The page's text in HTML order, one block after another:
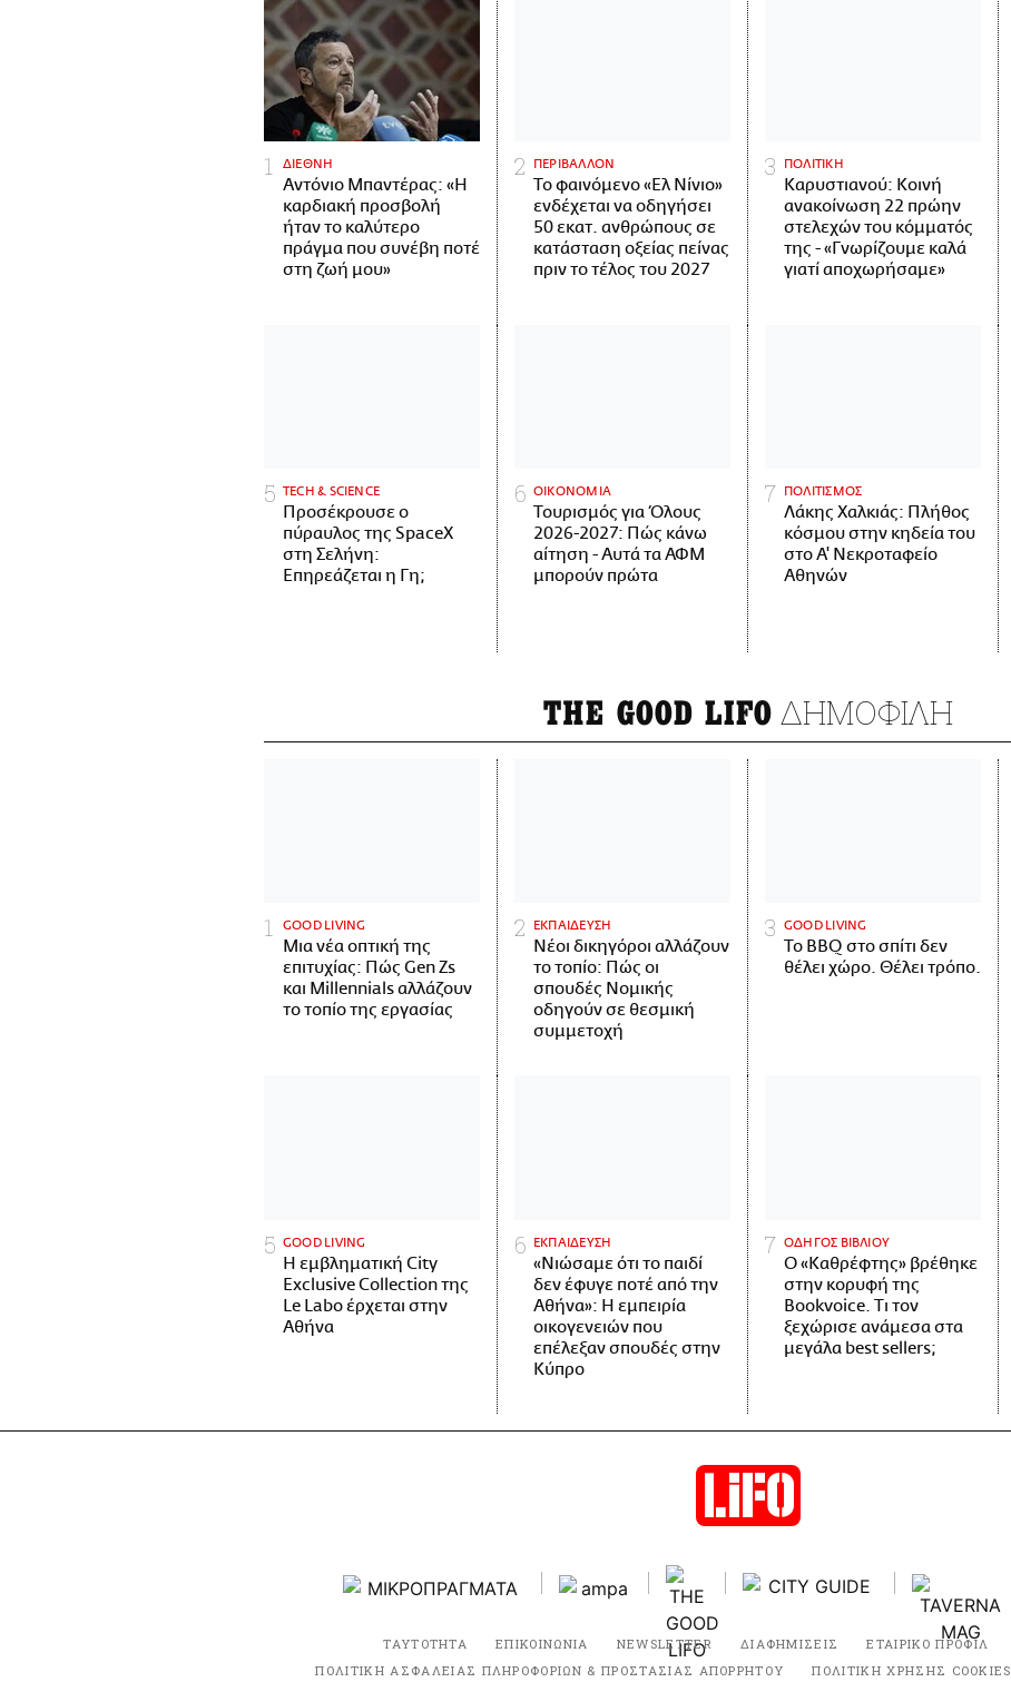
ΔΙΕΘΝΗ
Αντόνιο Μπαντέρας: «Η
καρδιακή προσβολή
ήταν το καλύτερο
πράγμα που συνέβη ποτέ
στη ζωή μου»
ΠΕΡΙΒΑΛΛΟΝ
Το φαινόμενο «Ελ Νίνιο»
ενδέχεται να οδηγήσει
50 εκατ. ανθρώπους σε
κατάσταση οξείας πείνας
πριν το τέλος του 2027
ΠΟΛΙΤΙΚΗ
Καρυστιανού: Κοινή
ανακοίνωση 22 πρώην
στελεχών του κόμματός
της - «Γνωρίζουμε καλά
γιατί αποχωρήσαμε»
ΤECH & SCIENCE
Προσέκρουσε ο
πύραυλος της SpaceX
στη Σελήνη:
Επηρεάζεται η Γη;
ΟΙΚΟΝΟΜΙΑ
Τουρισμός για Όλους
2026-2027: Πώς κάνω
αίτηση - Αυτά τα ΑΦΜ
μπορούν πρώτα
ΠΟΛΙΤΙΣΜΟΣ
Λάκης Χαλκιάς: Πλήθος
κόσμου στην κηδεία του
στο Α' Νεκροταφείο
Αθηνών
THE GOOD LIFO ΔΗΜΟΦΙΛΗ
GOOD LIVING
Μια νέα οπτική της
επιτυχίας: Πώς Gen Zs
και Millennials αλλάζουν
το τοπίο της εργασίας
ΕΚΠΑΙΔΕΥΣΗ
Νέοι δικηγόροι αλλάζουν
το τοπίο: Πώς οι
σπουδές Νομικής
οδηγούν σε θεσμική
συμμετοχή
GOOD LIVING
Το BBQ στο σπίτι δεν
θέλει χώρο. Θέλει τρόπο.
GOOD LIVING
Η εμβληματική City
Exclusive Collection της
Le Labo έρχεται στην
Αθήνα
ΕΚΠΑΙΔΕΥΣΗ
«Νιώσαμε ότι το παιδί
δεν έφυγε ποτέ από την
Αθήνα»: Η εμπειρία
οικογενειών που
επέλεξαν σπουδές στην
Κύπρο
ΟΔΗΓΟΣ ΒΙΒΛΙΟΥ
Ο «Καθρέφτης» βρέθηκε
στην κορυφή της
Bookvoice. Τι τον
ξεχώρισε ανάμεσα στα
μεγάλα best sellers;
ΤΑΥΤΟΤΗΤΑ ΕΠΙΚΟΙΝΩΝΙΑ NEWSLETTER ΔΙΑΦΗΜΙΣΕΙΣ ΕΤΑΙΡΙΚΟ ΠΡΟΦΙΛ
ΠΟΛΙΤΙΚΗ ΑΣΦΑΛΕΙΑΣ ΠΛΗΡΟΦΟΡΙΩΝ & ΠΡΟΣΤΑΣΙΑΣ ΑΠΟΡΡΗΤΟΥ
ΠΟΛΙΤΙΚΗ ΧΡΗΣΗΣ COOKIES